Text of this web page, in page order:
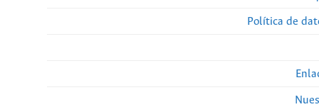
Política de